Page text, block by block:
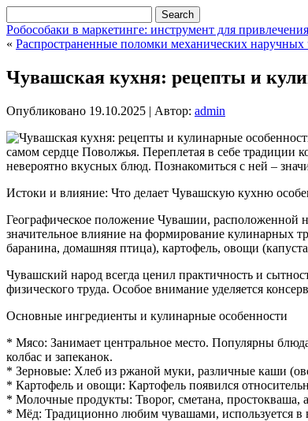
Робособаки в маркетинге: инструмент для
« Распространенные поломки механических наручных
Чувашская кухня: рецепты и
Опубликовано 19.10.2025 | Автор: admin
самом сердце Поволжья. Переплетая в себе традиции
невероятно вкусных блюд. Познакомиться с ней –
Истоки и влияние: Что делает Чувашскую кухню
Географическое положение Чувашии, расположенной
значительное влияние на формирование кулинарных
баранина, домашняя птица), картофель, овощи
Чувашский народ всегда ценил практичность и
физического труда. Особое внимание уделяется
Основные ингредиенты и кулинарные особенности
* Мясо: Занимает центральное место. Популярны
колбас и запеканок.
* Зерновые: Хлеб из ржаной муки, различные каши
* Картофель и овощи: Картофель появился
* Молочные продукты: Творог, сметана, простокваша,
* Мёд: Традиционно любим чувашами, используется в